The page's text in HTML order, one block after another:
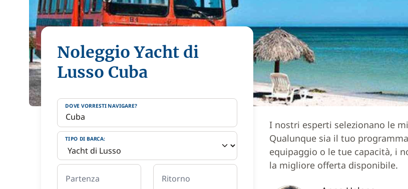
Noleggio Yacht di
Lusso Cuba
DOVE VORRESTI NAVIGARE?
TIPO DI BARCA:
Partenza Ritorno
I nostri esperti selezionano le
Qualunque sia il tuo
equipaggio o le tue capacità, i
la migliore offerta disponibile.